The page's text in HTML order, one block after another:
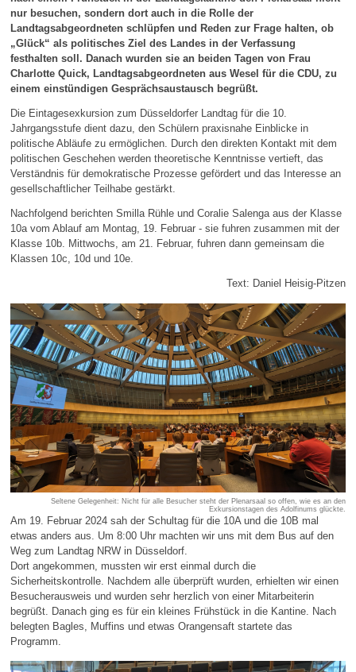
nur besuchen, sondern dort auch in die Rolle der
Landtagsabgeordneten schlüpfen und Reden zur Frage halten, ob
„Glück“ als politisches Ziel des Landes in der Verfassung
festhalten soll. Danach wurden sie an beiden Tagen von Frau
Charlotte Quick, Landtagsabgeordneten aus Wesel für die CDU, zu
einem einstündigen Gesprächsaustausch begrüßt.
Die Eintagesexkursion zum Düsseldorfer Landtag für die 10.
Jahrgangsstufe dient dazu, den Schülern praxisnahe Einblicke in
politische Abläufe zu ermöglichen. Durch den direkten Kontakt mit dem
politischen Geschehen werden theoretische Kenntnisse vertieft, das
Verständnis für demokratische Prozesse gefördert und das Interesse an
gesellschaftlicher Teilhabe gestärkt.
Nachfolgend berichten Smilla Rühle und Coralie Salenga aus der Klasse
10a vom Ablauf am Montag, 19. Februar - sie fuhren zusammen mit der
Klasse 10b. Mittwochs, am 21. Februar, fuhren dann gemeinsam die
Klassen 10c, 10d und 10e.
Text: Daniel Heisig-Pitzen
Seltene Gelegenheit: Nicht für alle Besucher steht der Plenarsaal so offen, wie es an den
Exkursionstagen des Adolfinums glückte.
Am 19. Februar 2024 sah der Schultag für die 10A und die 10B mal
etwas anders aus. Um 8:00 Uhr machten wir uns mit dem Bus auf den
Weg zum Landtag NRW in Düsseldorf.
Dort angekommen, mussten wir erst einmal durch die
Sicherheitskontrolle. Nachdem alle überprüft wurden, erhielten wir einen
Besucherausweis und wurden sehr herzlich von einer Mitarbeiterin
begrüßt. Danach ging es für ein kleines Frühstück in die Kantine. Nach
belegten Bagles, Muffins und etwas Orangensaft startete das
Programm.